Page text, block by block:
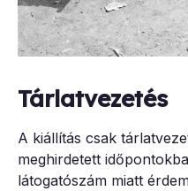
Tárlatvezetés
A kiállítás csak
meghirdetett
látogatószám miatt